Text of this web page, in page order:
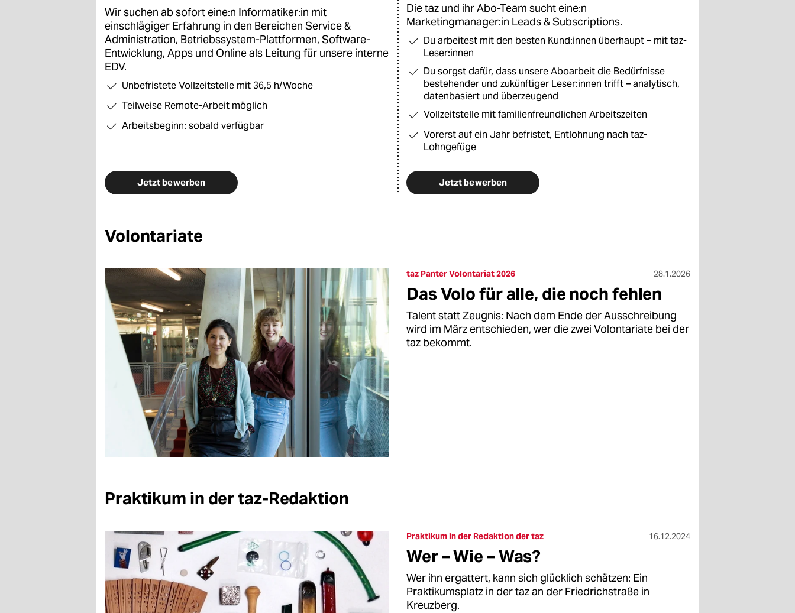
Wir suchen ab sofort eine:n Informatiker:in mit
einschlägiger Erfahrung in den Bereichen Service &
Administration, Betriebssystem-Plattformen, Software-
Entwicklung, Apps und Online als Leitung für unsere interne
EDV.
Unbefristete Vollzeitstelle mit 36,5 h/Woche
Teilweise Remote-Arbeit möglich
Arbeitsbeginn: sobald verfügbar
Jetzt bewerben
Die taz und ihr Abo-Team sucht eine:n
Marketingmanager:in Leads & Subscriptions.
Du arbeitest mit den besten Kund:innen überhaupt – mit taz-
Leser:innen
Du sorgst dafür, dass unsere Aboarbeit die Bedürfnisse
bestehender und zukünftiger Leser:innen trifft – analytisch,
datenbasiert und überzeugend
Vollzeitstelle mit familienfreundlichen Arbeitszeiten
Vorerst auf ein Jahr befristet, Entlohnung nach taz-
Lohngefüge
Jetzt bewerben
Volontariate
taz Panter Volontariat 2026 28.1.2026
Das Volo für alle, die noch fehlen
Talent statt Zeugnis: Nach dem Ende der Ausschreibung
wird im März entschieden, wer die zwei Volontariate bei der
taz bekommt.
Praktikum in der taz-Redaktion
Praktikum in der Redaktion der taz 16.12.2024
Wer – Wie – Was?
Wer ihn ergattert, kann sich glücklich schätzen: Ein
Praktikumsplatz in der taz an der Friedrichstraße in
Kreuzberg.